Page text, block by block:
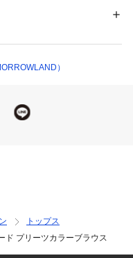
る、夏のコーディネー
るアイテムです。
品番号をお申し付けくだ
自然乾燥、アイロン仕上げ
）
トップス
ド プリーツカラーブラウス